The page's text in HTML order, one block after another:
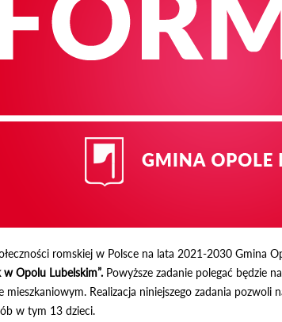
romskiej w Polsce na lata 2021-2030 Gmina
Opolu Lubelskim”. Powyższe zadanie polegać będzie
mieszkaniowym. Realizacja niniejszego zadania
w tym 13 dzieci.